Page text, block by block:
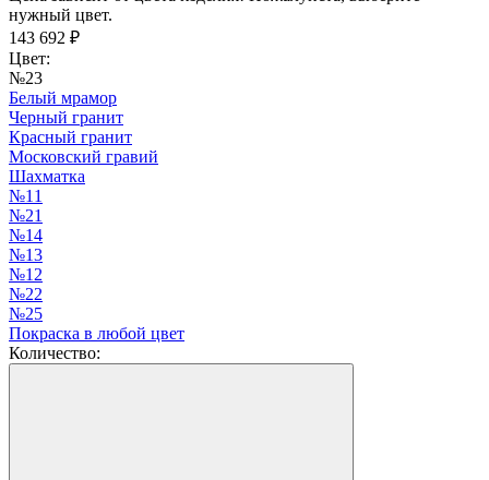
нужный цвет.
143 692 ₽
Цвет:
№23
Белый мрамор
Черный гранит
Красный гранит
Московский гравий
Шахматка
№11
№21
№14
№13
№12
№22
№25
Покраска в любой цвет
Количество: